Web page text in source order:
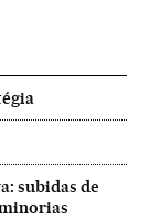
subidas de